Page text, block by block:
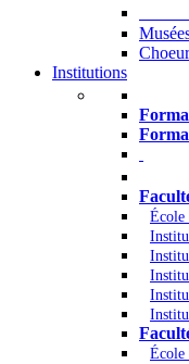
Institutions
École
École